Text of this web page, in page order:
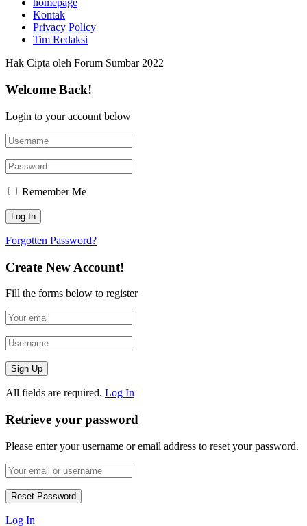
homepage
Kontak
Privacy Policy
Tim Redaksi
Hak Cipta oleh Forum Sumbar 2022
Welcome Back!
Login to your account below
Remember Me
Forgotten Password?
Create New Account!
Fill the forms below to register
All fields are required. Log In
Retrieve your password
Please enter your username or email address to reset your password.
Log In